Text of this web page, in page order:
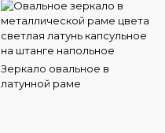
Зеркало овальное в
латунной раме